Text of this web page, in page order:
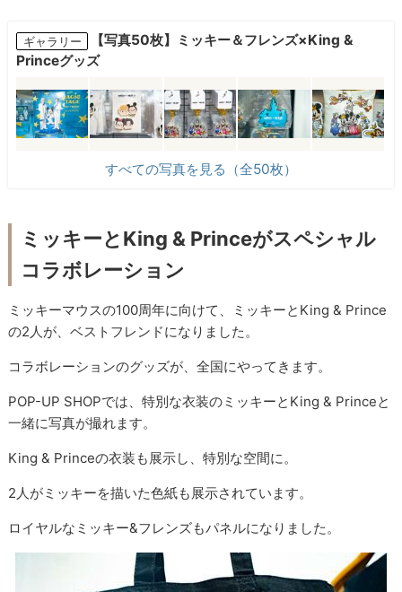
ギャラリー
【写真50枚】ミッキー＆フレンズ×King &
Princeグッズ
すべての写真を見る（全50枚）
ミッキーとKing & Princeがスペシャル
コラボレーション
ミッキーマウスの100周年に向けて、ミッキーとKing & Prince
の2人が、ベストフレンドになりました。
コラボレーションのグッズが、全国にやってきます。
POP-UP SHOPでは、特別な衣装のミッキーとKing & Princeと
一緒に写真が撮れます。
King & Princeの衣装も展示し、特別な空間に。
2人がミッキーを描いた色紙も展示されています。
ロイヤルなミッキー&フレンズもパネルになりました。